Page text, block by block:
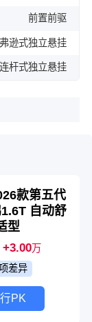
前置前驱
逊式独立悬挂
杆式独立悬挂
款第五代
自动舒
型
+3.00万
差异
PK